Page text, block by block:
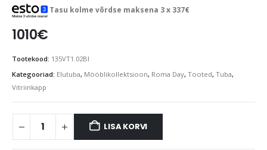
Tasu kolme võrdse maksena 3 x 337€
1010€
Tootekood: 135VT1.02BI
Kategooriad: Elutuba, Mööblikollektsioon, Roma Day, Tooted, Tuba,
Vitriinkapp
LISA KORVI